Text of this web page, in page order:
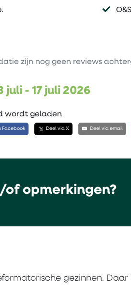
zijn nog geen reviews
- 17 juli 2026
wordt geladen
Facebook Deel via X Deel via email
of opmerkingen?
gezinnen. Daar